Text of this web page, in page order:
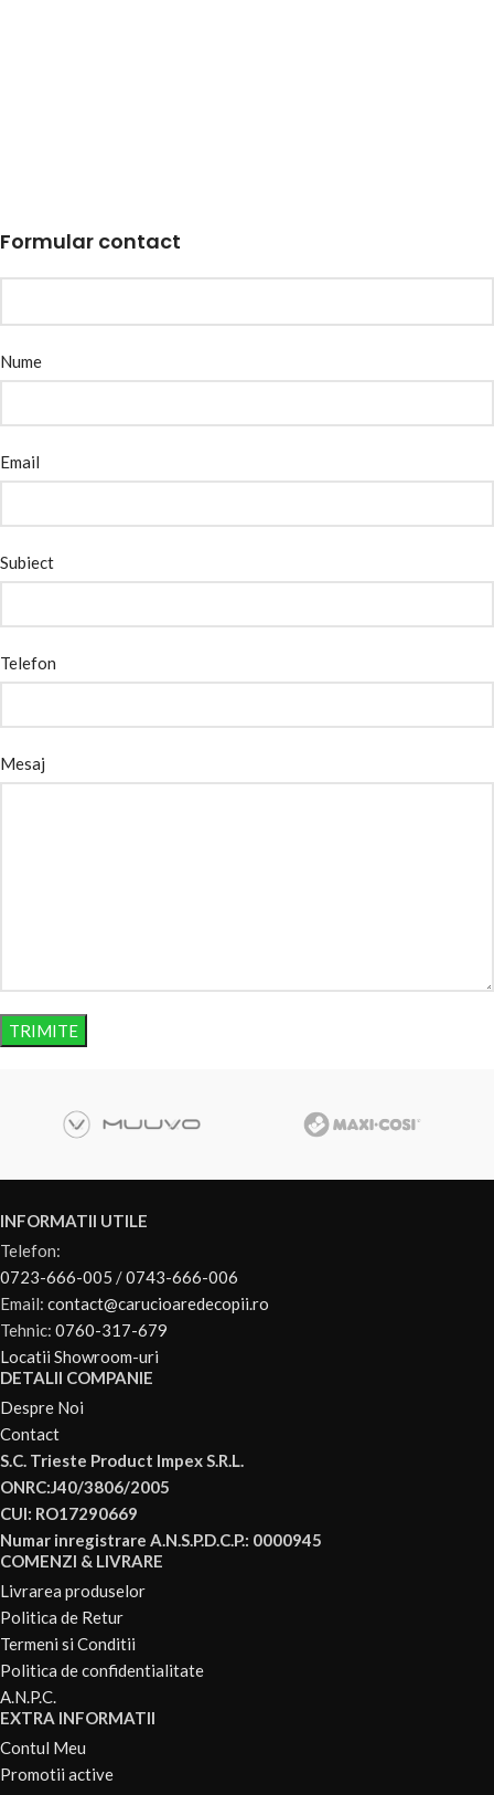
Formular contact
Nume
Email
Subiect
Telefon
Mesaj
INFORMATII UTILE
Telefon:
0723-666-005 /0743-666-006
Email: contact@carucioaredecopii.ro
Tehnic: 0760-317-679
Locatii Showroom-uri
DETALII COMPANIE
Despre Noi
Contact
S.C. Trieste Product Impex S.R.L.
ONRC:J40/3806/2005
CUI: RO17290669
Numar inregistrare A.N.S.P.D.C.P.: 0000945
COMENZI & LIVRARE
Livrarea produselor
Politica de Retur
Termeni si Conditii
Politica de confidentialitate
A.N.P.C.
EXTRA INFORMATII
Contul Meu
Promotii active